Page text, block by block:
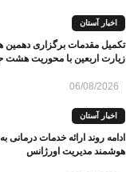
اخبار آستان
تکمیل مقدمات برگزاری دهمین
زیارت اربعین با محوریت هشت
06/08/2026
اخبار آستان
ادامه روند ارائه خدمات درمانی
هوشمند مدیریت اورژانس